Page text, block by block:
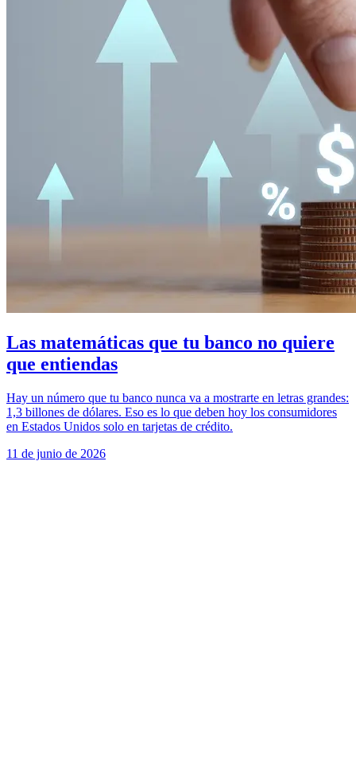
Las matemáticas que tu banco no quiere
que entiendas
Hay un número que tu banco nunca va a mostrarte en letras grandes:
1,3 billones de dólares. Eso es lo que deben hoy los consumidores
en Estados Unidos solo en tarjetas de crédito.
11 de junio de 2026